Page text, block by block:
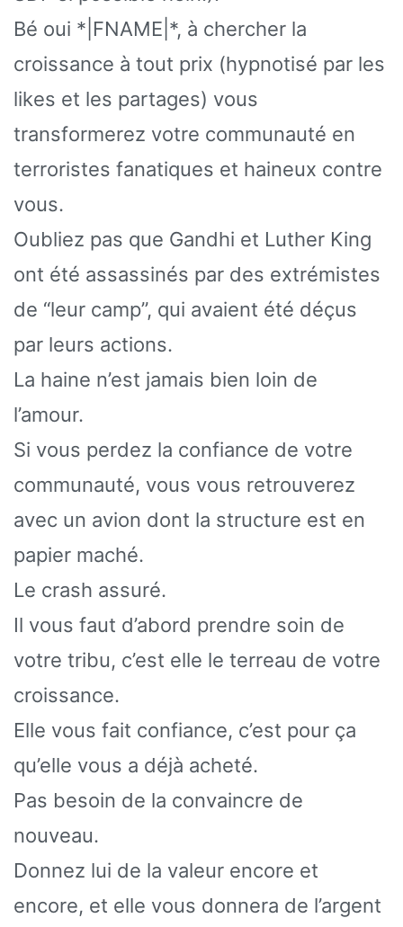
Bé oui *|FNAME|*, à chercher la
croissance à tout prix (hypnotisé par les
likes et les partages) vous
transformerez votre communauté en
terroristes fanatiques et haineux contre
vous.
Oubliez pas que Gandhi et Luther King
ont été assassinés par des extrémistes
de “leur camp”, qui avaient été déçus
par leurs actions.
La haine n’est jamais bien loin de
l’amour.
Si vous perdez la confiance de votre
communauté, vous vous retrouverez
avec un avion dont la structure est en
papier maché.
Le crash assuré.
Il vous faut d’abord prendre soin de
votre tribu, c’est elle le terreau de votre
croissance.
Elle vous fait confiance, c’est pour ça
qu’elle vous a déjà acheté.
Pas besoin de la convaincre de
nouveau.
Donnez lui de la valeur encore et
encore, et elle vous donnera de l’argent